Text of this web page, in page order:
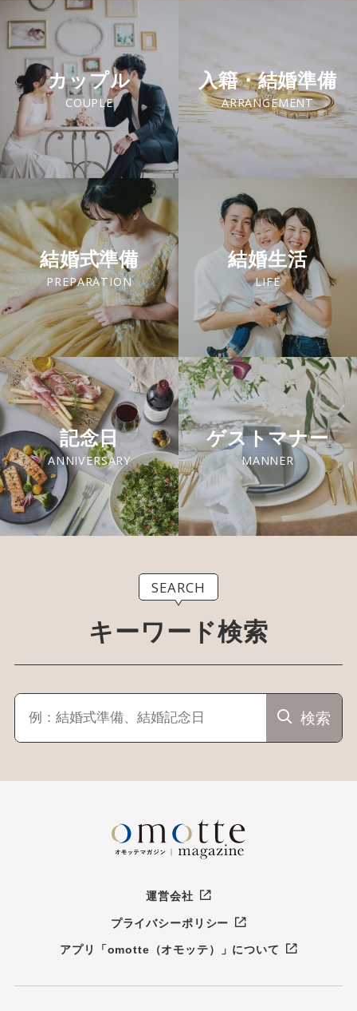
カップル
COUPLE
入籍・結婚準備
ARRANGEMENT
結婚式準備
PREPARATION
結婚生活
LIFE
記念日
ANNIVERSARY
ゲストマナー
MANNER
SEARCH
キーワード検索
検索
運営会社
プライバシーポリシー
アプリ「omotte（オモッテ）」について